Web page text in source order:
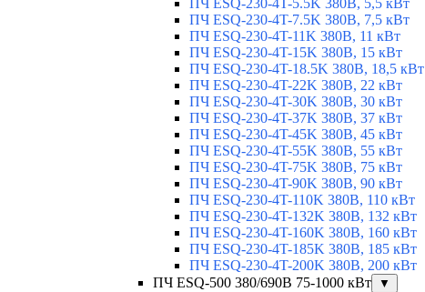
ПЧ ESQ-230-4T-5.5K 380В, 5,5 кВт
ПЧ ESQ-230-4T-7.5K 380В, 7,5 кВт
ПЧ ESQ-230-4T-11K 380В, 11 кВт
ПЧ ESQ-230-4T-15K 380В, 15 кВт
ПЧ ESQ-230-4T-18.5K 380В, 18,5 кВт
ПЧ ESQ-230-4T-22K 380В, 22 кВт
ПЧ ESQ-230-4T-30K 380В, 30 кВт
ПЧ ESQ-230-4T-37K 380В, 37 кВт
ПЧ ESQ-230-4T-45K 380В, 45 кВт
ПЧ ESQ-230-4T-55K 380В, 55 кВт
ПЧ ESQ-230-4T-75K 380В, 75 кВт
ПЧ ESQ-230-4T-90K 380В, 90 кВт
ПЧ ESQ-230-4T-110K 380В, 110 кВт
ПЧ ESQ-230-4T-132K 380В, 132 кВт
ПЧ ESQ-230-4T-160K 380В, 160 кВт
ПЧ ESQ-230-4T-185K 380В, 185 кВт
ПЧ ESQ-230-4T-200K 380В, 200 кВт
ПЧ ESQ-500 380/690В 75-1000 кВт
▼